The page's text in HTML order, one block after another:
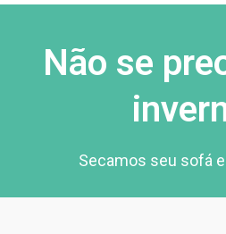
Não se
Secamos seu sofá